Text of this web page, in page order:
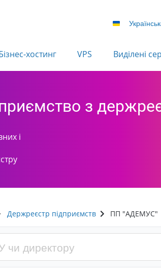
хостинг VPS Виділені
з
і
Держреєстр підприємств ПП "АДЕМУС"